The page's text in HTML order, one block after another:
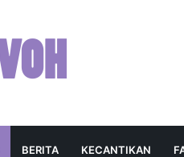
BERITA KECANTIKAN